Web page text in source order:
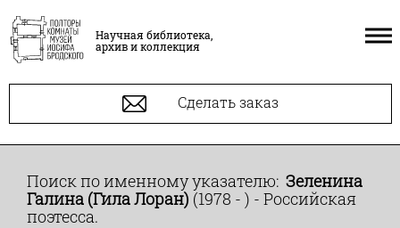
Научная библиотека,
архив и коллекция
Сделать заказ
Поиск по именному указателю: Зеленина
Галина (Гила Лоран) (1978 - ) - Российская
поэтесса.